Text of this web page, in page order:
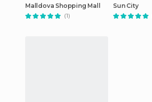
Malldova Shopping Mall
(1)
Sun City